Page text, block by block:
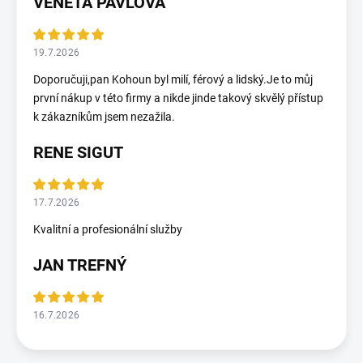
19.7.2026
Doporučuji,pan Kohoun byl milí, férový a lidský.Je to můj
první nákup v této firmy a nikde jinde takový skvělý přístup
k zákazníkům jsem nezažila.
RENE SIGUT
17.7.2026
Kvalitní a profesionální služby
JAN TREFNÝ
16.7.2026